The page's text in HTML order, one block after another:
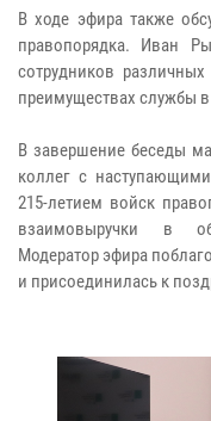
В ходе эфира также
правопорядка. Иван
сотрудников
преимуществах службы
В завершение беседы
коллег с
215-летием войск
взаимовыручки в
Модератор эфира
и присоединилась к